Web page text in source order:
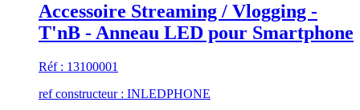
Accessoire Streaming / Vlogging -
T'nB - Anneau LED pour Smartphone
Réf : 13100001
ref constructeur : INLEDPHONE